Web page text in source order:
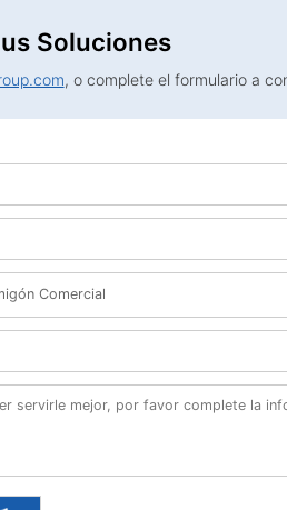
Soluciones
, o complete el formulario a